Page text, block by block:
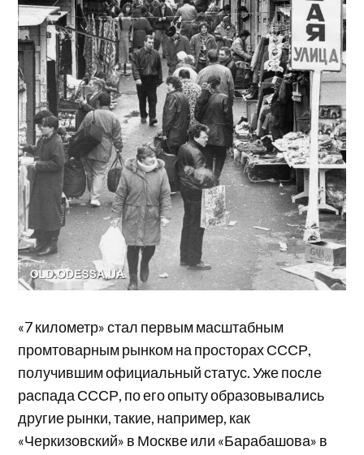
«7 километр» стал первым масштабным
промтоварным рынком на просторах СССР,
получившим официальный статус. Уже после
распада СССР, по его опыту образовывались
другие рынки, такие, например, как
«Черкизовский» в Москве или «Барабашова» в